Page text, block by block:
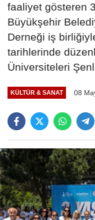
faaliyet gösteren
Büyükşehir
Derneği iş
tarihlerinde
Üniversiteleri
KÜLTÜR & SANAT 08